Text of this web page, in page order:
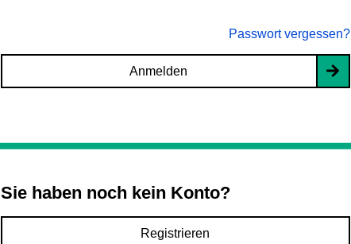
Passwort vergessen?
Anmelden
Sie haben noch kein Konto?
Registrieren